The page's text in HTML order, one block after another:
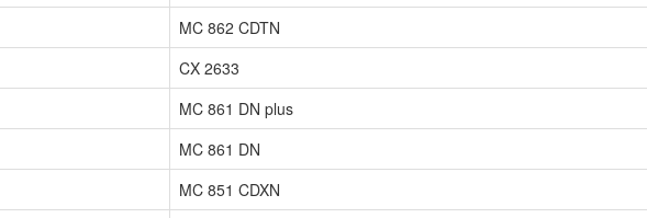
MC 862 CDTN
CX 2633
MC 861 DN plus
MC 861 DN
MC 851 CDXN